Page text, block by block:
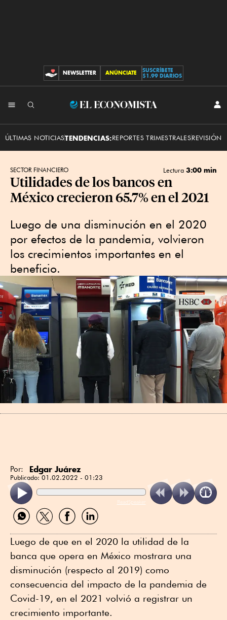
CONTRIBUCIONES
NEWSLETTER ANÚNCIATE
SUSCRÍBETE
$1.99 DIARIOS
El
ÚLTIMAS NOTICIASTENDENCIAS:REPORTES TRIMESTRALESREVISIÓN
SECTOR FINANCIERO Lectura 3:00 min
Utilidades de los bancos en
México crecieron 65.7% en el 2021
Luego de una disminución en el 2020
por efectos de la pandemia, volvieron
los crecimientos importantes en el
beneficio.
Por: Edgar Juárez
Publicado: 01.02.2022 - 01:23
ReadSpeaker
Compartir
por
Compartir
por
Compartir
por
Compartir
por
Luego de que en el 2020 la utilidad de la
banca que opera en México mostrara una
disminución (respecto al 2019) como
consecuencia del impacto de la pandemia de
Covid-19, en el 2021 volvió a registrar un
crecimiento importante.